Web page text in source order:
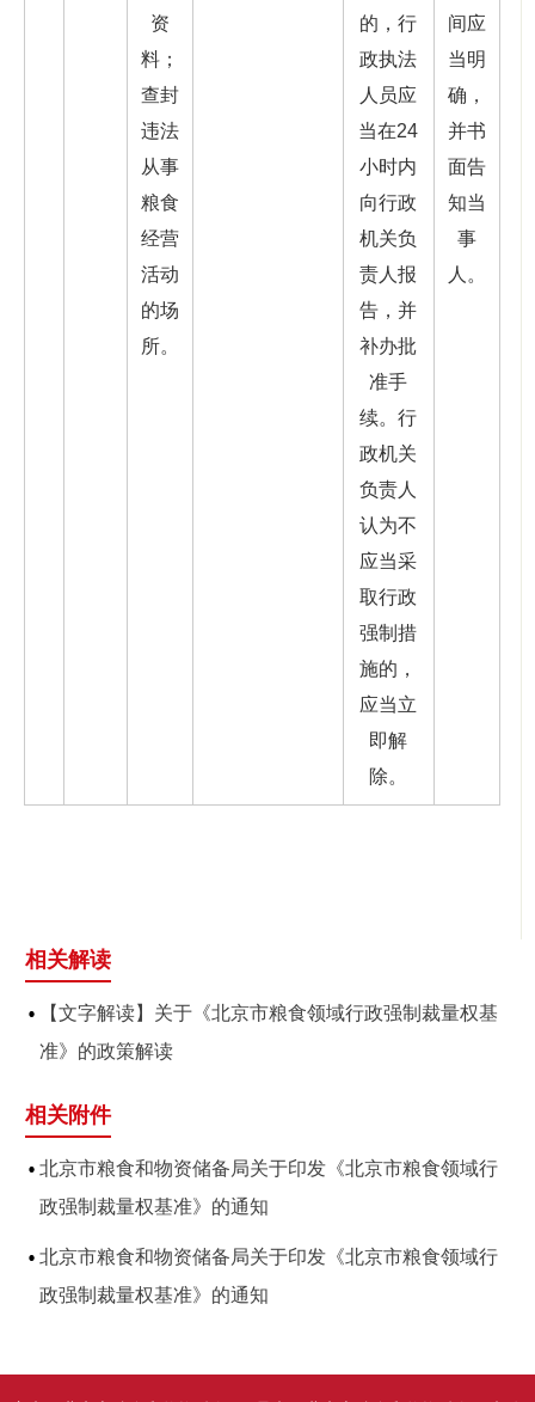
资
料；
查封
违法
从事
粮食
经营
活动
的场
所。
的，行
政执法
人员应
当在24
小时内
向行政
机关负
责人报
告，并
补办批
准手
续。行
政机关
负责人
认为不
应当采
取行政
强制措
施的，
应当立
即解
除。
间应
当明
确，
并书
面告
知当
事
人。
相关解读
【文字解读】关于《北京市粮食领域行政强制裁量权基
准》的政策解读
相关附件
北京市粮食和物资储备局关于印发《北京市粮食领域行
政强制裁量权基准》的通知
北京市粮食和物资储备局关于印发《北京市粮食领域行
政强制裁量权基准》的通知